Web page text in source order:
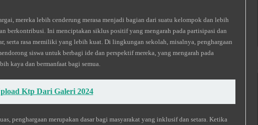
mereka lebih cenderung merasa menjadi bagian dari suatu kelompok dan lebih
berkontribusi. Ini menciptakan siklus positif yang mengarah pada partisipasi dan
serta rasa memiliki yang lebih kuat. Di lingkungan sekolah, misalnya, penghargaan
siswa untuk berbagi ide dan perspektif mereka, yang mengarah pada
kaya dan bermanfaat bagi semua.
Ktp Dari Galeri 2024
penghargaan merupakan dasar bagi masyarakat yang inklusif dan setara. Ketika